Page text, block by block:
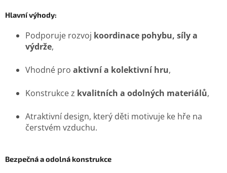
Hlavní výhody:
Podporuje rozvoj koordinace pohybu, síly a
výdrže,
Vhodné pro aktivní a kolektivní hru,
Konstrukce z kvalitních a odolných materiálů,
Atraktivní design, který děti motivuje ke hře na
čerstvém vzduchu.
Bezpečná a odolná konstrukce